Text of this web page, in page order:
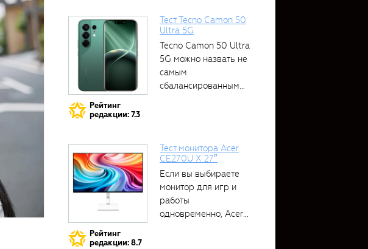
Рейтинг
редакции: 7.3
Тест Tecno Camon 50
Ultra 5G
Tecno Camon 50 Ultra
5G можно назвать не
самым
сбалансированным
Рейтинг
редакции: 8.7
Тест монитора Acer
CE270U X 27″
Если вы выбираете
монитор для игр и
работы
одновременно, Acer